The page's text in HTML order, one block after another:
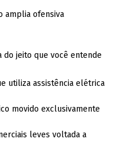
amplia ofensiva
do jeito que você entende
utiliza assistência elétrica
movido exclusivamente
leves voltada a